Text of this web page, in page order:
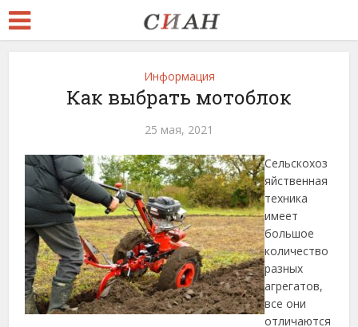
Информация
Как выбрать мотоблок
25 мая, 2021
Сельскохоз
яйственная
техника
имеет
большое
количество
разных
агрегатов,
все они
отличаются